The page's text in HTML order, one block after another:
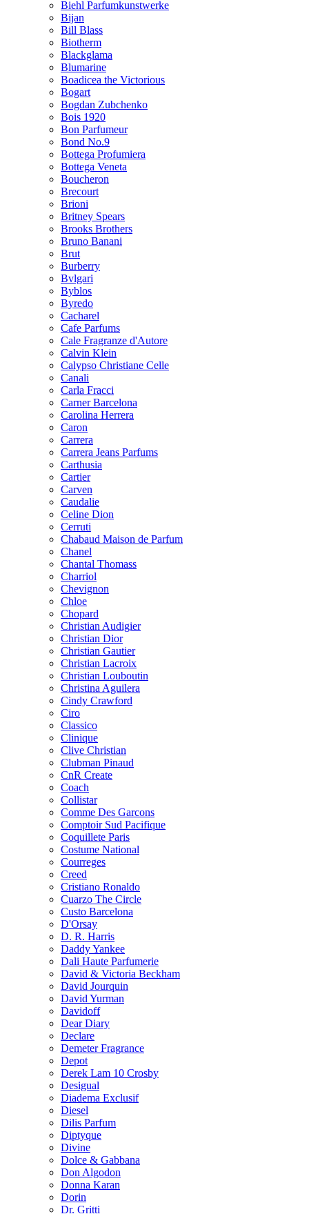
Biehl Parfumkunstwerke
Bijan
Bill Blass
Biotherm
Blackglama
Blumarine
Boadicea the Victorious
Bogart
Bogdan Zubchenko
Bois 1920
Bon Parfumeur
Bond No.9
Bottega Profumiera
Bottega Veneta
Boucheron
Brecourt
Brioni
Britney Spears
Brooks Brothers
Bruno Banani
Brut
Burberry
Bvlgari
Byblos
Byredo
Cacharel
Cafe Parfums
Cale Fragranze d'Autore
Calvin Klein
Calypso Christiane Celle
Canali
Carla Fracci
Carner Barcelona
Carolina Herrera
Caron
Carrera
Carrera Jeans Parfums
Carthusia
Cartier
Carven
Caudalie
Celine Dion
Cerruti
Chabaud Maison de Parfum
Chanel
Chantal Thomass
Charriol
Chevignon
Chloe
Chopard
Christian Audigier
Christian Dior
Christian Gautier
Christian Lacroix
Christian Louboutin
Christina Aguilera
Cindy Crawford
Ciro
Classico
Clinique
Clive Christian
Clubman Pinaud
CnR Create
Coach
Collistar
Comme Des Garcons
Comptoir Sud Pacifique
Coquillete Paris
Costume National
Courreges
Creed
Cristiano Ronaldo
Cuarzo The Circle
Custo Barcelona
D'Orsay
D. R. Harris
Daddy Yankee
Dali Haute Parfumerie
David & Victoria Beckham
David Jourquin
David Yurman
Davidoff
Dear Diary
Declare
Demeter Fragrance
Depot
Derek Lam 10 Crosby
Desigual
Diadema Exclusif
Diesel
Dilis Parfum
Diptyque
Divine
Dolce & Gabbana
Don Algodon
Donna Karan
Dorin
Dr. Gritti